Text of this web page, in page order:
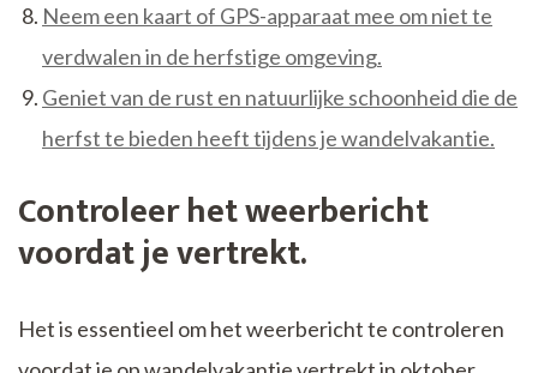
Neem een kaart of GPS-apparaat mee om niet te
verdwalen in de herfstige omgeving.
Geniet van de rust en natuurlijke schoonheid die de
herfst te bieden heeft tijdens je wandelvakantie.
Controleer het weerbericht
voordat je vertrekt.
Het is essentieel om het weerbericht te controleren